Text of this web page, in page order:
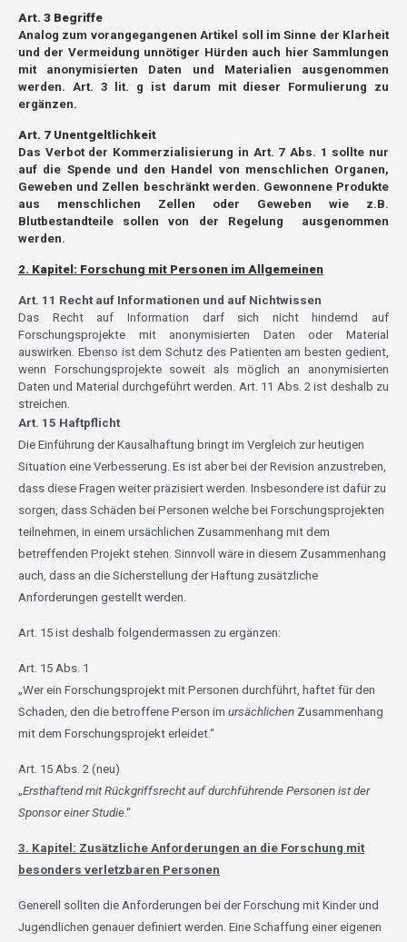
Art. 3 Begriffe
Analog zum vorangegangenen Artikel soll im Sinne der Klarheit
und der Vermeidung unnötiger Hürden auch hier Sammlungen
mit anonymisierten Daten und Materialien ausgenommen
werden. Art. 3 lit. g ist darum mit dieser Formulierung zu
ergänzen.
Art. 7 Unentgeltlichkeit
Das Verbot der Kommerzialisierung in Art. 7 Abs. 1 sollte nur
auf die Spende und den Handel von menschlichen Organen,
Geweben und Zellen beschränkt werden. Gewonnene Produkte
aus menschlichen Zellen oder Geweben wie z.B.
Blutbestandteile sollen von der Regelung
ausgenommen
werden.
2. Kapitel: Forschung mit Personen im Allgemeinen
Art. 11 Recht auf Informationen und auf Nichtwissen
Das Recht auf Information darf sich nicht hindernd auf
Forschungsprojekte mit anonymisierten Daten oder Material
auswirken. Ebenso ist dem Schutz des Patienten am besten gedient,
wenn Forschungsprojekte soweit als möglich an anonymisierten
Daten und Material durchgeführt werden. Art. 11 Abs. 2 ist deshalb zu
streichen.
Art. 15 Haftpflicht
Die Einführung der Kausalhaftung bringt im Vergleich zur heutigen
Situation eine Verbesserung. Es ist aber bei der Revision anzustreben,
dass diese Fragen weiter präzisiert werden. Insbesondere ist dafür zu
sorgen, dass Schäden bei Personen welche bei Forschungsprojekten
teilnehmen, in einem ursächlichen Zusammenhang mit dem
betreffenden Projekt stehen. Sinnvoll wäre in diesem Zusammenhang
auch, dass an die Sicherstellung der Haftung zusätzliche
Anforderungen gestellt werden.
Art. 15 ist deshalb folgendermassen zu ergänzen:
Art. 15 Abs. 1
„Wer ein Forschungsprojekt mit Personen durchführt, haftet für den
Schaden, den die betroffene Person im ursächlichen Zusammenhang
mit dem Forschungsprojekt erleidet.“
Art. 15 Abs. 2 (neu)
„Ersthaftend mit Rückgriffsrecht auf durchführende Personen ist der
Sponsor einer Studie.“
3. Kapitel: Zusätzliche Anforderungen an die Forschung mit
besonders verletzbaren Personen
Generell sollten die Anforderungen bei der Forschung mit Kinder und
Jugendlichen genauer definiert werden. Eine Schaffung einer eigenen